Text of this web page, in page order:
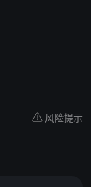
风险提示